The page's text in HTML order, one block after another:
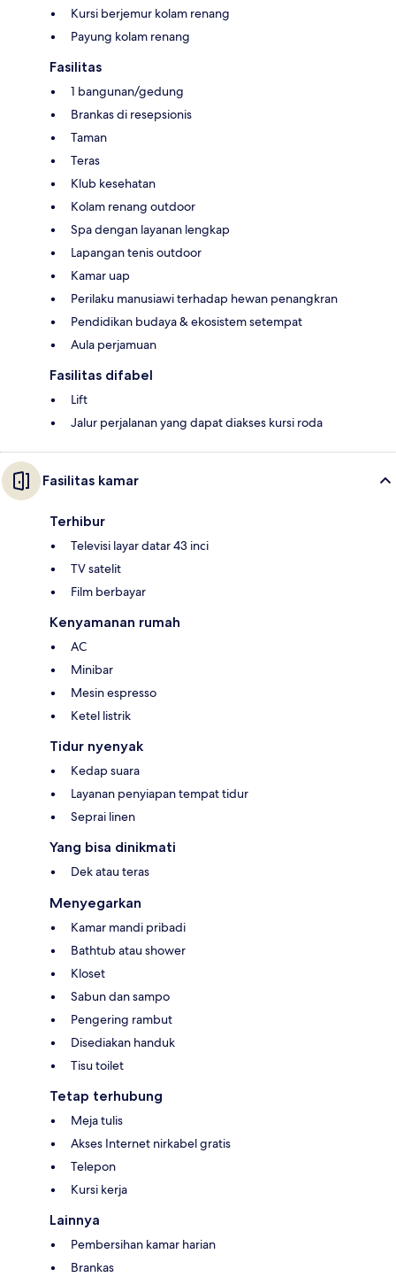
Kursi berjemur kolam renang
Payung kolam renang
Fasilitas
1 bangunan/gedung
Brankas di resepsionis
Taman
Teras
Klub kesehatan
Kolam renang outdoor
Spa dengan layanan lengkap
Lapangan tenis outdoor
Kamar uap
Perilaku manusiawi terhadap hewan penangkran
Pendidikan budaya & ekosistem setempat
Aula perjamuan
Fasilitas difabel
Lift
Jalur perjalanan yang dapat diakses kursi roda
Fasilitas kamar
Terhibur
Televisi layar datar 43 inci
TV satelit
Film berbayar
Kenyamanan rumah
AC
Minibar
Mesin espresso
Ketel listrik
Tidur nyenyak
Kedap suara
Layanan penyiapan tempat tidur
Seprai linen
Yang bisa dinikmati
Dek atau teras
Menyegarkan
Kamar mandi pribadi
Bathtub atau shower
Kloset
Sabun dan sampo
Pengering rambut
Disediakan handuk
Tisu toilet
Tetap terhubung
Meja tulis
Akses Internet nirkabel gratis
Telepon
Kursi kerja
Lainnya
Pembersihan kamar harian
Brankas